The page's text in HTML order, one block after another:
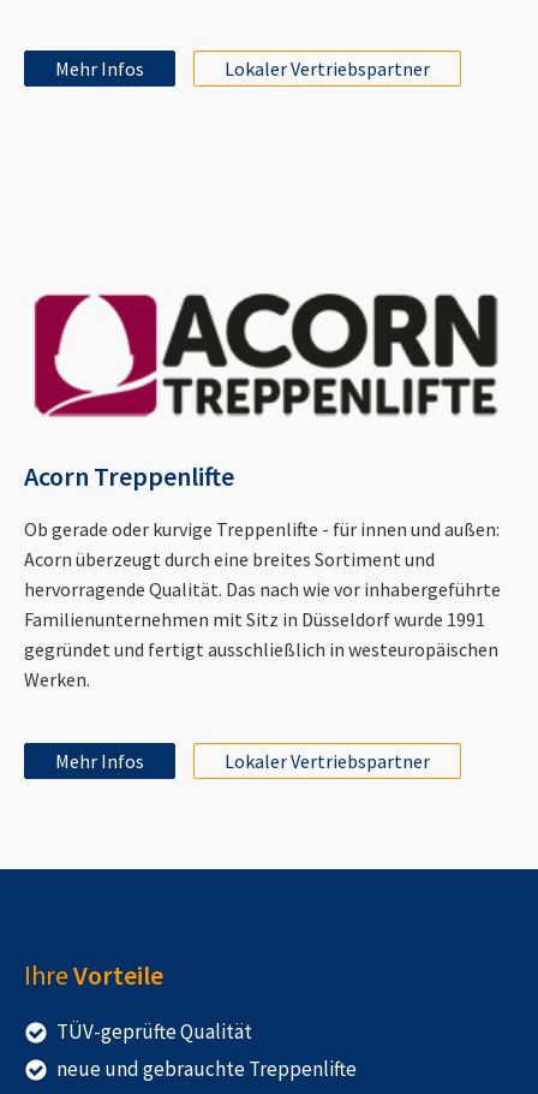
Mehr Infos Lokaler Vertriebspartner
Acorn Treppenlifte
Ob gerade oder kurvige Treppenlifte - für innen und außen:
Acorn überzeugt durch eine breites Sortiment und
hervorragende Qualität. Das nach wie vor inhabergeführte
Familienunternehmen mit Sitz in Düsseldorf wurde 1991
gegründet und fertigt ausschließlich in westeuropäischen
Werken.
Mehr Infos Lokaler Vertriebspartner
IhreVorteile
TÜV-geprüfte Qualität
neue und gebrauchte Treppenlifte